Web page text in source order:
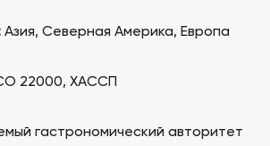
Азия, Северная Америка, Европа
22000, ХАССП
гастрономический авторитет